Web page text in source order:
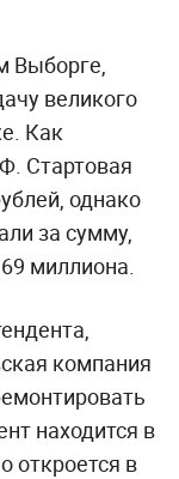
Выборге,
великого
Как
Стартовая
однако
за сумму,
миллиона.
компания
находится в
откроется в